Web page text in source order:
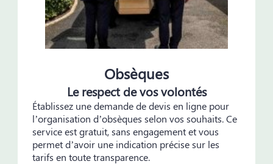
Obsèques
Le respect de vos volontés
Établissez une demande de devis en ligne pour
l’organisation d’obsèques selon vos souhaits. Ce
service est gratuit, sans engagement et vous
permet d’avoir une indication précise sur les
tarifs en toute transparence.